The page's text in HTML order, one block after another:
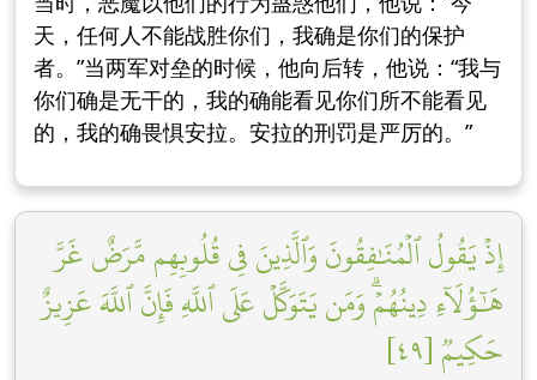
天，任何人不能战胜你们，我确是你们的保护
者。”当两军对垒的时候，他向后转，他说：“我与
你们确是无干的，我的确能看见你们所不能看见
的，我的确畏惧安拉。安拉的刑罚是严厉的。”
إِذۡ يَقُولُ ٱلۡمُنَٰفِقُونَ وَٱلَّذِينَ فِي قُلُوبِهِم مَّرَضٌ غَرَّ
هَٰٓؤُلَآءِ دِينُهُمۡۗ وَمَن يَتَوَكَّلۡ عَلَى ٱللَّهِ فَإِنَّ ٱللَّهَ عَزِيزٌ
حَكِيمٞ [٤٩]